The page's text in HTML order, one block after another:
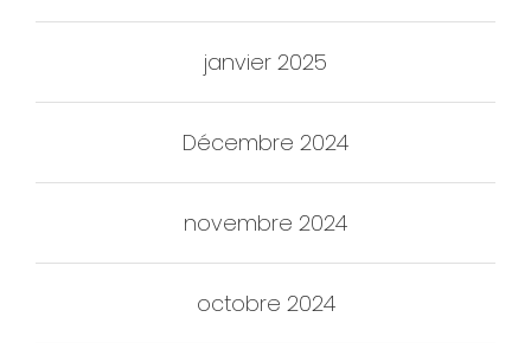
janvier 2025
Décembre 2024
novembre 2024
octobre 2024